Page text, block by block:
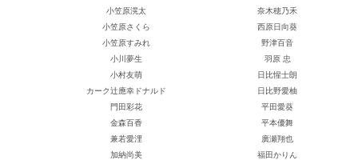
小笠原滉太
奈木穂乃禾
小笠原さくら
西原日向葵
小笠原すみれ
野津百音
小川夢生
羽原 忠
小村友萌
日比惺士朗
カーク辻應幸ドナルド
日比野愛柚
門田彩花
平田愛葵
金森百香
平本優舞
兼若愛浬
廣瀬翔也
加納尚美
福田かりん